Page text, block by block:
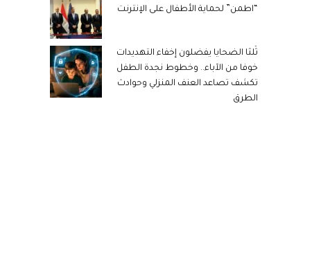
“اطمن” لحماية الأطفال على الإنترنت
ثُلثا الضحايا يفضلون إخفاء التهديدات
خوفا من الآباء.. وخطوط نجدة الطفل
تكشف تصاعد العنف المنزلي وحوادث
الطرق